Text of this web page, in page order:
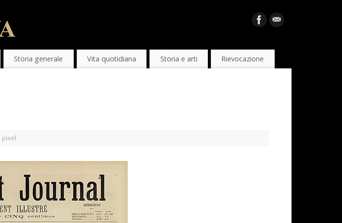
Storia generale Vita quotidiana Storia e arti Rievocazione
pixel